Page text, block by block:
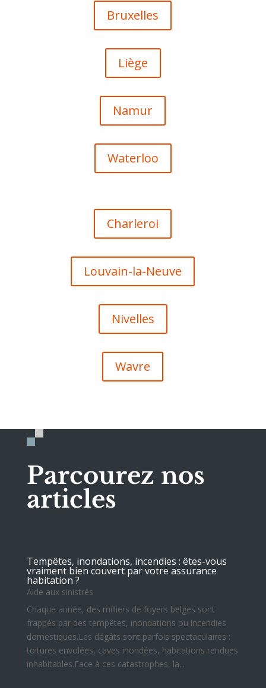
Bruxelles
Liège
Namur
Waterloo
Charleroi
Louvain-la-Neuve
Nivelles
Wavre
Parcourez nos
articles
Tempêtes, inondations, incendies : êtes-vous
vraiment bien couvert par votre assurance
habitation ?
Aide aux sinistrés
Chaque année, des milliers de foyers belges sont
frappés par des tempêtes, inondations ou incendies
domestiques.Les dégâts sont parfois spectaculaires :
toitures envolées, caves inondées, habitations rendues
inhabitables.Face à ces catastrophes, la...